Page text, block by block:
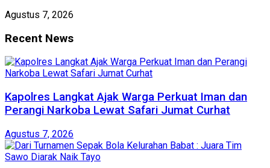
Agustus 7, 2026
Recent News
Kapolres Langkat Ajak Warga Perkuat Iman dan
Perangi Narkoba Lewat Safari Jumat Curhat
Agustus 7, 2026